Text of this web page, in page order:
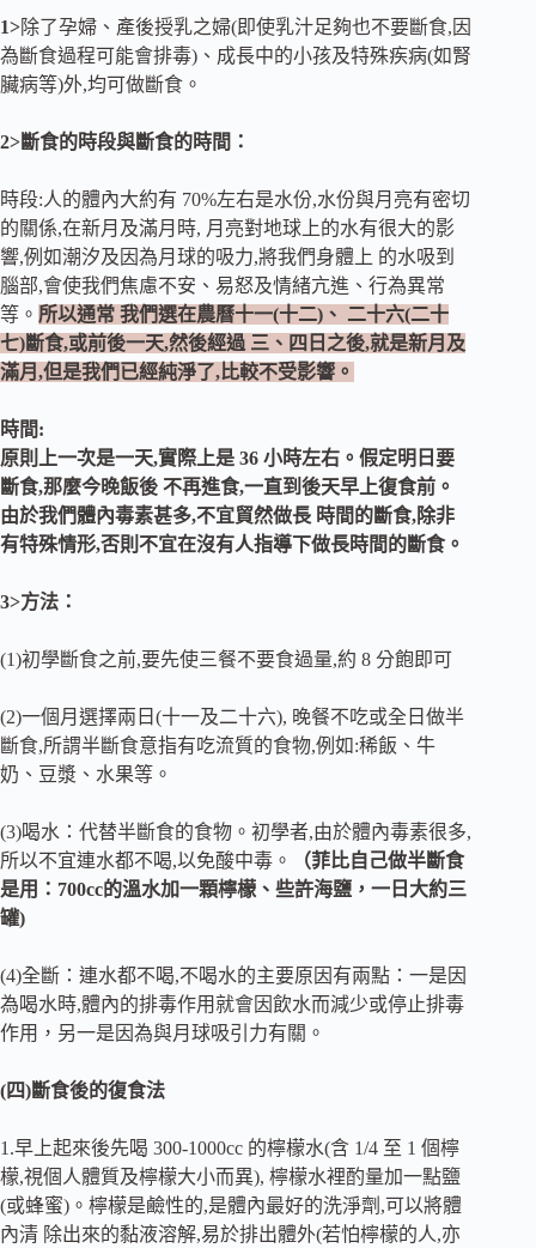
1>除了孕婦、產後授乳之婦(即使乳汁足夠也不要斷食,因
為斷食過程可能會排毒)、成長中的小孩及特殊疾病(如腎
臟病等)外,均可做斷食。
2>斷食的時段與斷食的時間：
時段:人的體內大約有 70%左右是水份,水份與月亮有密切
的關係,在新月及滿月時, 月亮對地球上的水有很大的影
響,例如潮汐及因為月球的吸力,將我們身體上 的水吸到
腦部,會使我們焦慮不安、易怒及情緒亢進、行為異常
等。 所以通常 我們選在農曆十一(十二)、 二十六(二十
七)斷食,或前後一天,然後經過 三、四日之後,就是新月及
滿月,但是我們已經純淨了,比較不受影響。
時間:
原則上一次是一天,實際上是 36 小時左右。假定明日要
斷食,那麼今晚飯後 不再進食,一直到後天早上復食前。
由於我們體內毒素甚多,不宜貿然做長 時間的斷食,除非
有特殊情形,否則不宜在沒有人指導下做長時間的斷食。
3>方法：
(1)初學斷食之前,要先使三餐不要食過量,約 8 分飽即可
(2)一個月選擇兩日(十一及二十六), 晚餐不吃或全日做半
斷食,所謂半斷食意指有吃流質的食物,例如:稀飯、牛
奶、豆漿、水果等。
(3)喝水：代替半斷食的食物。初學者,由於體內毒素很多,
所以不宜連水都不喝,以免酸中毒。
（菲比自己做半斷食
是用：700cc的溫水加一顆檸檬、些許海鹽，一日大約三
罐)
(4)全斷：連水都不喝,不喝水的主要原因有兩點：一是因
為喝水時,體內的排毒作用就會因飲水而減少或停止排毒
作用，另一是因為與月球吸引力有關。
(四)斷食後的復食法
1.早上起來後先喝 300-1000cc 的檸檬水(含 1/4 至 1 個檸
檬,視個人體質及檸檬大小而異), 檸檬水裡酌量加一點鹽
(或蜂蜜)。檸檬是鹼性的,是體內最好的洗淨劑,可以將體
內清 除出來的黏液溶解,易於排出體外(若怕檸檬的人,亦